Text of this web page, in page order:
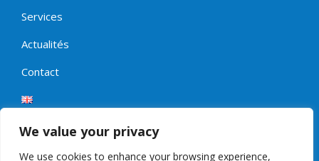
We value your privacy
We use cookies to enhance your browsing experience,
Services
Actualités
Contact